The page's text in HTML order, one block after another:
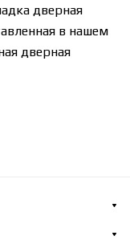
дверная
в нашем
дверная